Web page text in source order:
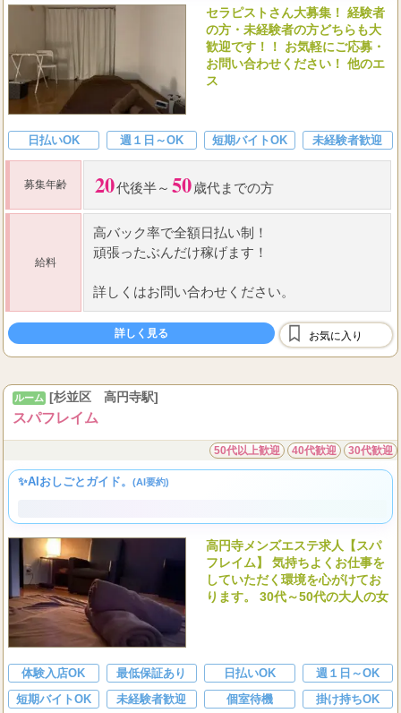
セラピストさん大募集！ 経験者
の方・未経験者の方どちらも大
歓迎です！！ お気軽にご応募・
日払いOK 週１日～OK 短期バイトOK
20 代後半～50歳代までの方
頑張ったぶんだけ稼げます！
詳しくはお問い合わせください。
ルーム[杉並区 高円寺駅]
✨AIおしごとガイド。(AI要約)
高円寺メンズエステ求人【スパ
フレイム】 気持ちよくお仕事を